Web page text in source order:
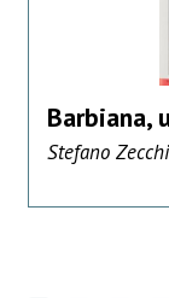
Barbiana,
Stefano Zecchi